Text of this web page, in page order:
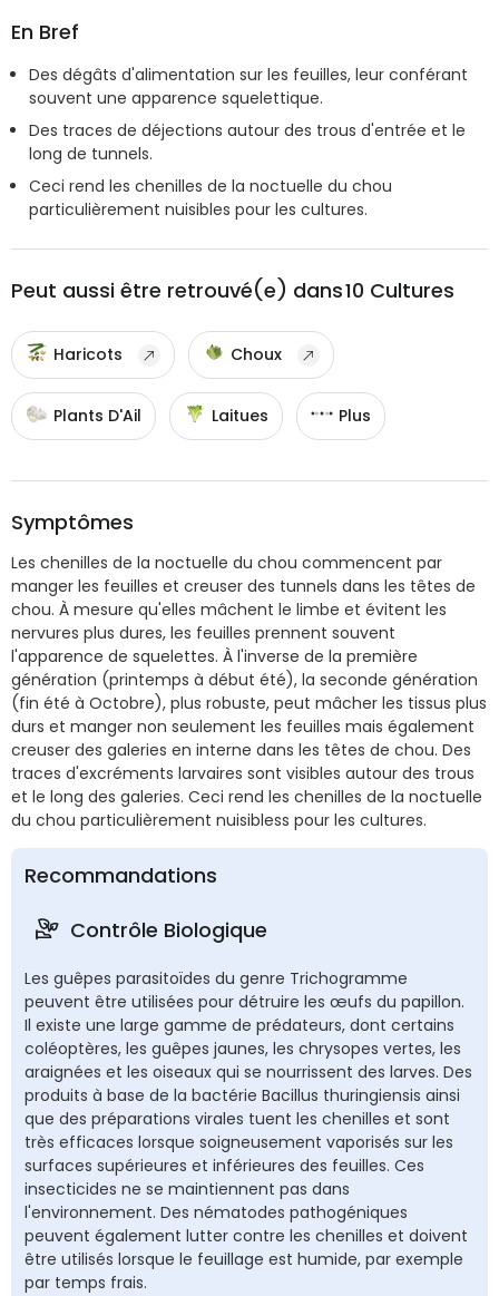
En Bref
Des dégâts d'alimentation sur les feuilles, leur conférant
souvent une apparence squelettique.
Des traces de déjections autour des trous d'entrée et le
long de tunnels.
Ceci rend les chenilles de la noctuelle du chou
particulièrement nuisibles pour les cultures.
Peut aussi être retrouvé(e) dans10 Cultures
Haricots Choux
Plants D'Ail Laitues Plus
Symptômes
Les chenilles de la noctuelle du chou commencent par
manger les feuilles et creuser des tunnels dans les têtes de
chou. À mesure qu'elles mâchent le limbe et évitent les
nervures plus dures, les feuilles prennent souvent
l'apparence de squelettes. À l'inverse de la première
génération (printemps à début été), la seconde génération
(fin été à Octobre), plus robuste, peut mâcher les tissus plus
durs et manger non seulement les feuilles mais également
creuser des galeries en interne dans les têtes de chou. Des
traces d'excréments larvaires sont visibles autour des trous
et le long des galeries. Ceci rend les chenilles de la noctuelle
du chou particulièrement nuisibless pour les cultures.
Recommandations
Contrôle Biologique
Les guêpes parasitoïdes du genre Trichogramme
peuvent être utilisées pour détruire les œufs du papillon.
Il existe une large gamme de prédateurs, dont certains
coléoptères, les guêpes jaunes, les chrysopes vertes, les
araignées et les oiseaux qui se nourrissent des larves. Des
produits à base de la bactérie Bacillus thuringiensis ainsi
que des préparations virales tuent les chenilles et sont
très efficaces lorsque soigneusement vaporisés sur les
surfaces supérieures et inférieures des feuilles. Ces
insecticides ne se maintiennent pas dans
l'environnement. Des nématodes pathogéniques
peuvent également lutter contre les chenilles et doivent
être utilisés lorsque le feuillage est humide, par exemple
par temps frais.